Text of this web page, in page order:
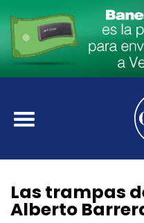
Las trampas
Alberto